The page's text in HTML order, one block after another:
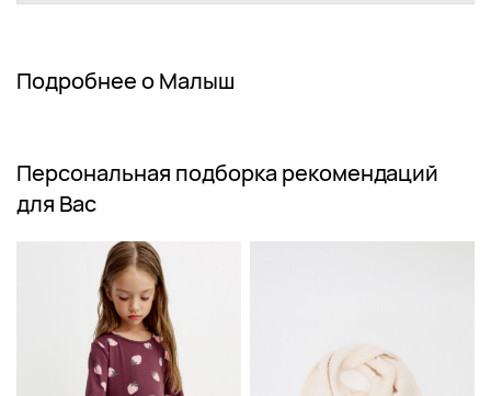
Подробнее о Малыш
Персональная подборка рекомендаций
для Вас